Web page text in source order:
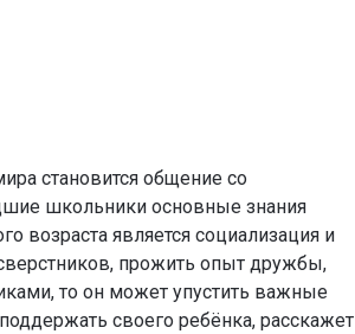
становится общение со
школьники основные знания
возраста является социализация и
прожить опыт дружбы,
то он может упустить важные
своего ребёнка, расскажет